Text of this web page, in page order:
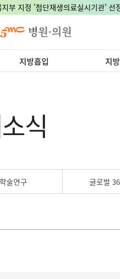
부 지정 '첨단재생의료실시기관' 선
지방흡입 지
식
학술연구 글로벌